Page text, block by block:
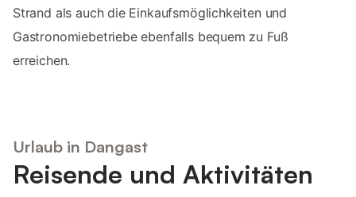
Strand als auch die Einkaufsmöglichkeiten und
Gastronomiebetriebe ebenfalls bequem zu Fuß
erreichen.
Urlaub in Dangast
Reisende und Aktivitäten